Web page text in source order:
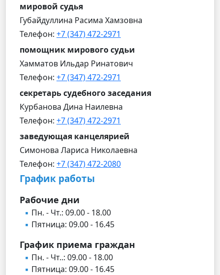
мировой судья
Губайдуллина Расима Хамзовна
Телефон: +7 (347) 472-2971
помощник мирового судьи
Хамматов Ильдар Ринатович
Телефон: +7 (347) 472-2971
секретарь судебного заседания
Курбанова Дина Наилевна
Телефон: +7 (347) 472-2971
заведующая канцелярией
Симонова Лариса Николаевна
Телефон: +7 (347) 472-2080
График работы
Рабочие дни
Пн. - Чт.: 09.00 - 18.00
Пятница: 09.00 - 16.45
График приема граждан
Пн. - Чт..: 09.00 - 18.00
Пятница: 09.00 - 16.45